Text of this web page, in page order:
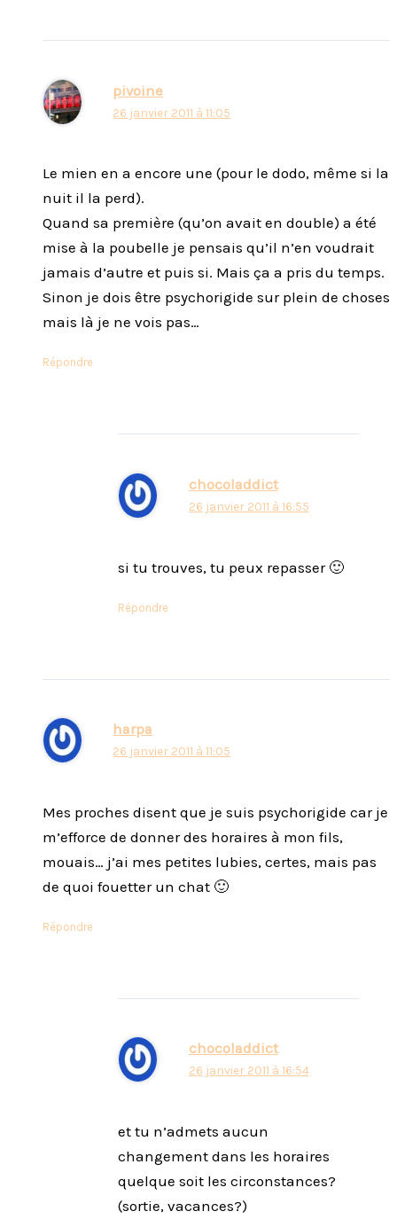
pivoine
26 janvier 2011 à 11:05
Le mien en a encore une (pour le dodo, même si la
nuit il la perd).
Quand sa première (qu’on avait en double) a été
mise à la poubelle je pensais qu’il n’en voudrait
jamais d’autre et puis si. Mais ça a pris du temps.
Sinon je dois être psychorigide sur plein de choses
mais là je ne vois pas…
Répondre
chocoladdict
26 janvier 2011 à 16:55
si tu trouves, tu peux repasser 🙂
Répondre
harpa
26 janvier 2011 à 11:05
Mes proches disent que je suis psychorigide car je
m’efforce de donner des horaires à mon fils,
mouais… j’ai mes petites lubies, certes, mais pas
de quoi fouetter un chat 🙂
Répondre
chocoladdict
26 janvier 2011 à 16:54
et tu n’admets aucun
changement dans les horaires
quelque soit les circonstances?
(sortie, vacances?)